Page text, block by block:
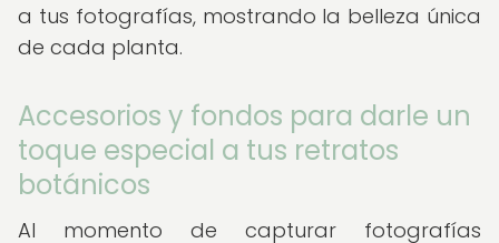
a tus fotografías, mostrando la belleza única
de cada planta.
Accesorios y fondos para darle un
toque especial a tus retratos
botánicos
Al momento de capturar fotografías